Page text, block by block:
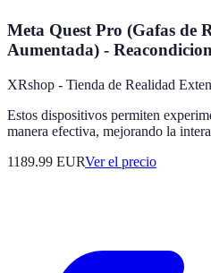
Meta Quest Pro (Gafas de
Aumentada) -
XRshop - Tienda de Realidad
Estos dispositivos permiten
manera efectiva, mejorando la
1189.99 EURVer el precio